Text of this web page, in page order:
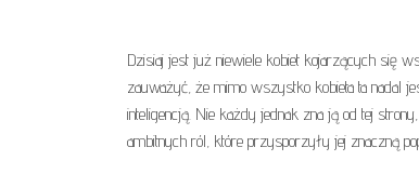
Dzisiaj jest już niewiele kobiet kojarzących się
zauważyć, że mimo wszystko kobieta ta nadal
inteligencją. Nie każdy jednak zna ją od tej
ambitnych ról, które przysporzyły jej znaczną